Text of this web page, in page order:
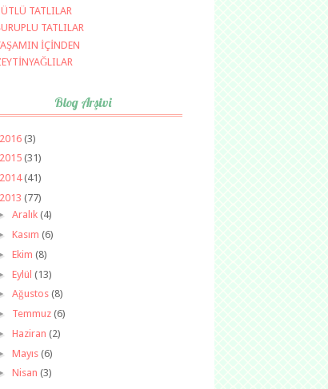
TATLILAR
TATLILAR
İÇİNDEN
Blog Arşivi
2016 (3)
2015 (31)
2014(41)
2013 (77)
Aralık (4)
Kasım (6)
Ekim (8)
Eylül (13)
Ağustos (8)
Temmuz (6)
Haziran (2)
Mayıs (6)
Nisan (3)